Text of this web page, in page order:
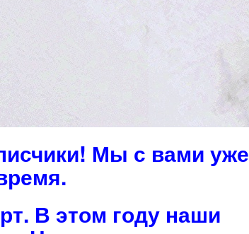
Мы с вами уже
В этом году наши